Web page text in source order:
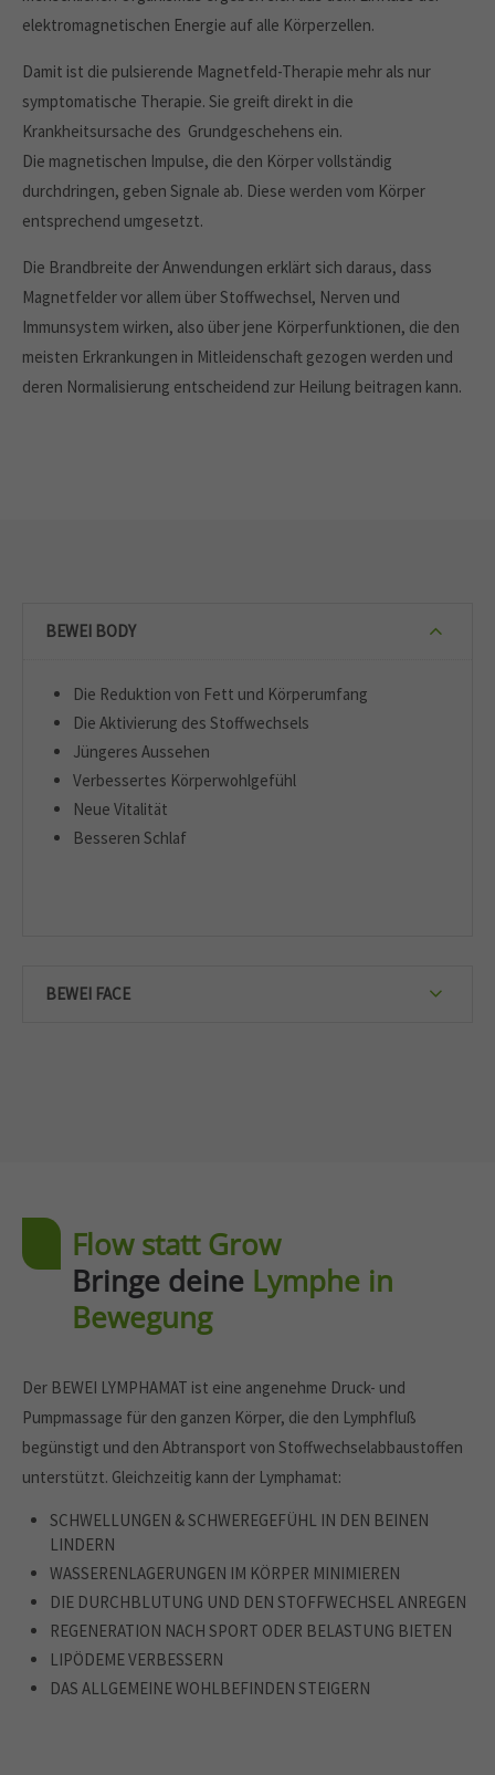
elektromagnetischen Energie auf alle Körperzellen.
Damit ist die pulsierende Magnetfeld-Therapie mehr als nur
symptomatische Therapie. Sie greift direkt in die
Krankheitsursache des Grundgeschehens ein.
Die magnetischen Impulse, die den Körper vollständig
durchdringen, geben Signale ab. Diese werden vom Körper
entsprechend umgesetzt.
Die Brandbreite der Anwendungen erklärt sich daraus, dass
Magnetfelder vor allem über Stoffwechsel, Nerven und
Immunsystem wirken, also über jene Körperfunktionen, die den
meisten Erkrankungen in Mitleidenschaft gezogen werden und
deren Normalisierung entscheidend zur Heilung beitragen kann.
BEWEI BODY
Die Reduktion von Fett und Körperumfang
Die Aktivierung des Stoffwechsels
Jüngeres Aussehen
Verbessertes Körperwohlgefühl
Neue Vitalität
Besseren Schlaf
BEWEI FACE
Flow statt Grow
Bringe deine Lymphe in
Bewegung
Der BEWEI LYMPHAMAT ist eine angenehme Druck- und
Pumpmassage für den ganzen Körper, die den Lymphfluß
begünstigt und den Abtransport von Stoffwechselabbaustoffen
unterstützt. Gleichzeitig kann der Lymphamat:
SCHWELLUNGEN & SCHWEREGEFÜHL IN DEN BEINEN
LINDERN
WASSERENLAGERUNGEN IM KÖRPER MINIMIEREN
DIE DURCHBLUTUNG UND DEN STOFFWECHSEL ANREGEN
REGENERATION NACH SPORT ODER BELASTUNG BIETEN
LIPÖDEME VERBESSERN
DAS ALLGEMEINE WOHLBEFINDEN STEIGERN